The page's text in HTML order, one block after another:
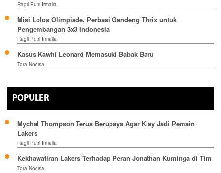
Ragil Putri Irmalia
Misi Lolos Olimpiade, Perbasi Gandeng Thrix untuk
Pengembangan 3x3 Indonesia
Ragil Putri Irmalia
Kasus Kawhi Leonard Memasuki Babak Baru
Tora Nodisa
POPULER
Mychal Thompson Terus Berupaya Agar Klay Jadi Pemain
Lakers
Ragil Putri Irmalia
Kekhawatiran Lakers Terhadap Peran Jonathan Kuminga di Tim
Tora Nodisa